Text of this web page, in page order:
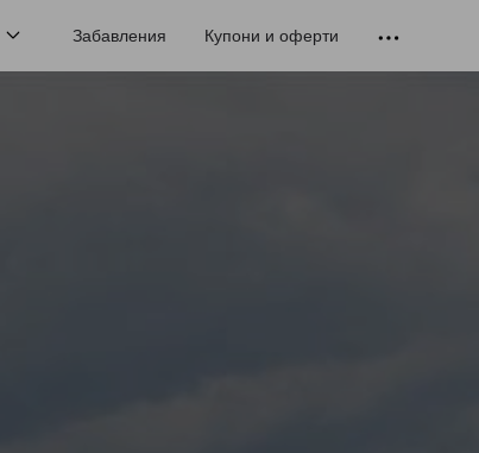
Забавления Купони и оферти